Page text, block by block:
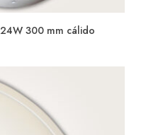
300 mm cálido